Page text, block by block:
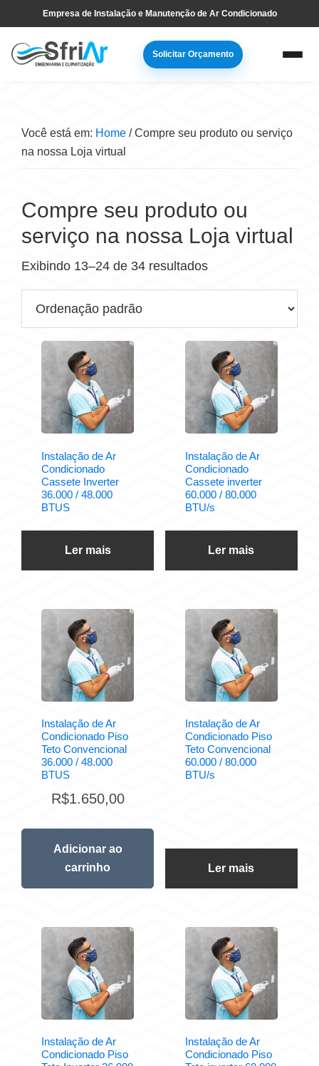
para
navegação
to
main
para
sidebar
Empresa de Instalação e Manutenção de Ar Condicionado
Solicitar Orçamento
Você está em: Home /Compre seu produto ou serviço
na nossa Loja virtual
Compre seu produto ou
serviço na nossa Loja virtual
Exibindo 13–24 de 34 resultados
Instalação de Ar
Condicionado
Cassete Inverter
36.000 / 48.000
BTUS
Ler mais
Instalação de Ar
Condicionado
Cassete inverter
60.000 / 80.000
BTU/s
Ler mais
Instalação de Ar
Condicionado Piso
Teto Convencional
36.000 / 48.000
BTUS
R$1.650,00
Adicionar ao
carrinho
Instalação de Ar
Condicionado Piso
Teto Convencional
60.000 / 80.000
BTU/s
Ler mais
Instalação de Ar
Condicionado Piso
Instalação de Ar
Condicionado Piso